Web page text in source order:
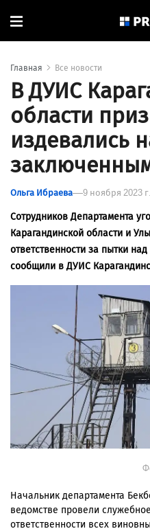
Главная Все новости
В ДУИС
области
издевались
Ольга Ибраева 9 ноября 2023
Сотрудников Департамента
Карагандинской области и
ответственности за пытки
сообщили в ДУИС
Начальник департамента
ведомстве провели
ответственности всех